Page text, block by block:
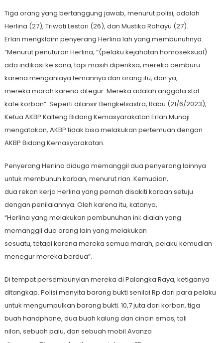
Tiga orang yang bertanggung jawab, menurut polisi, adalah
Herlina (27), Triwati Lestari (26), dan Mustika Rahayu (27).
Erlan mengklaim penyerang Herlina lah yang membunuhnya.
“Menurut penuturan Herlina, “(pelaku kejahatan homoseksual)
ada indikasi ke sana, tapi masih diperiksa; mereka cemburu
karena menganiaya temannya dan orang itu, dan ya,
mereka marah karena ditegur. Mereka adalah anggota staf
kafe korban”. Seperti dilansir Bengkelsastra, Rabu (21/6/2023),
Ketua AKBP Kalteng Bidang Kemasyarakatan Erlan Munaji
mengatakan, AKBP tidak bisa melakukan pertemuan dengan
AKBP Bidang Kemasyarakatan.
Penyerang Herlina diduga memanggil dua penyerang lainnya
untuk membunuh korban, menurut rlan. Kemudian,
dua rekan kerja Herlina yang pernah disakiti korban setuju
dengan penilaiannya. Oleh karena itu, katanya,
“Herlina yang melakukan pembunuhan ini; dialah yang
memanggil dua orang lain yang melakukan
sesuatu, tetapi karena mereka semua marah, pelaku kemudian
menegur mereka berdua”.
Di tempat persembunyian mereka di Palangka Raya, ketiganya
ditangkap. Polisi menyita barang bukti senilai Rp dari para pelaku
untuk mengumpulkan barang bukti. 10,7 juta dari korban, tiga
buah handphone, dua buah kalung dan cincin emas, tali
nilon, sebuah palu, dan sebuah mobil Avanza